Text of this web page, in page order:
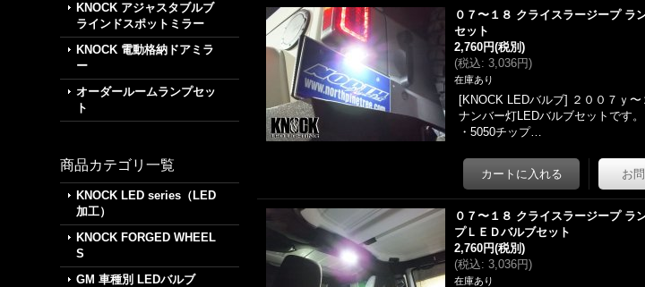
KNOCK アジャスタブルブ
ラインドスポットミラー
KNOCK 電動格納ドアミラ
ー
オーダールームランプセッ
ト
商品カテゴリ一覧
KNOCK LED series（LED
加工）
KNOCK FORGED WHEEL
S
GM 車種別 LEDバルブ
０７〜１８ クライスラージープ ラ
セット
2,760円(税別)
(税込: 3,036円)
在庫あり
[KNOCK LEDバルブ] ２００７ｙ
ナンバー灯LEDバルブセットです
・5050チップ…
０７〜１８ クライスラージープ ラ
プＬＥＤバルブセット
2,760円(税別)
(税込: 3,036円)
在庫あり